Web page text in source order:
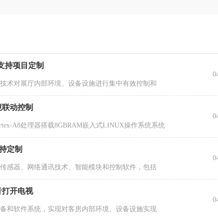
持项目定制
术对展厅内部环境、设备设施进行集中有效控制和
动控制
A8处理器搭载8GBRAM嵌入式LINUX操作系统系统
定制
感器、网络通讯技术、智能模块和控制软件，包括
打开电视
和软件系统，实现对客房内部环境、设备设施实现